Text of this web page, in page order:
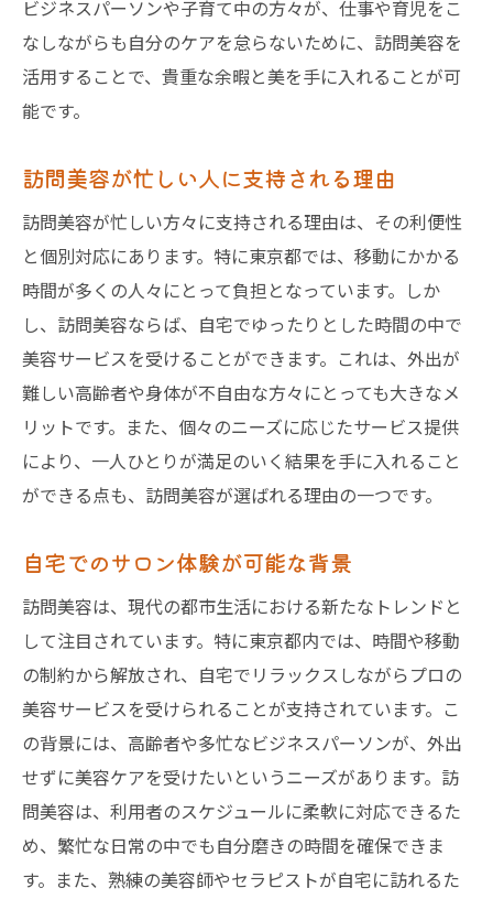
ビジネスパーソンや子育て中の方々が、仕事や育児をこ
なしながらも自分のケアを怠らないために、訪問美容を
活用することで、貴重な余暇と美を手に入れることが可
能です。
訪問美容が忙しい人に支持される理由
訪問美容が忙しい方々に支持される理由は、その利便性
と個別対応にあります。特に東京都では、移動にかかる
時間が多くの人々にとって負担となっています。しか
し、訪問美容ならば、自宅でゆったりとした時間の中で
美容サービスを受けることができます。これは、外出が
難しい高齢者や身体が不自由な方々にとっても大きなメ
リットです。また、個々のニーズに応じたサービス提供
により、一人ひとりが満足のいく結果を手に入れること
ができる点も、訪問美容が選ばれる理由の一つです。
自宅でのサロン体験が可能な背景
訪問美容は、現代の都市生活における新たなトレンドと
して注目されています。特に東京都内では、時間や移動
の制約から解放され、自宅でリラックスしながらプロの
美容サービスを受けられることが支持されています。こ
の背景には、高齢者や多忙なビジネスパーソンが、外出
せずに美容ケアを受けたいというニーズがあります。訪
問美容は、利用者のスケジュールに柔軟に対応できるた
め、繁忙な日常の中でも自分磨きの時間を確保できま
す。また、熟練の美容師やセラピストが自宅に訪れるた